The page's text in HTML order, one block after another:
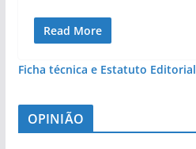
Read More
Ficha técnica e Estatuto Editorial
OPINIÃO